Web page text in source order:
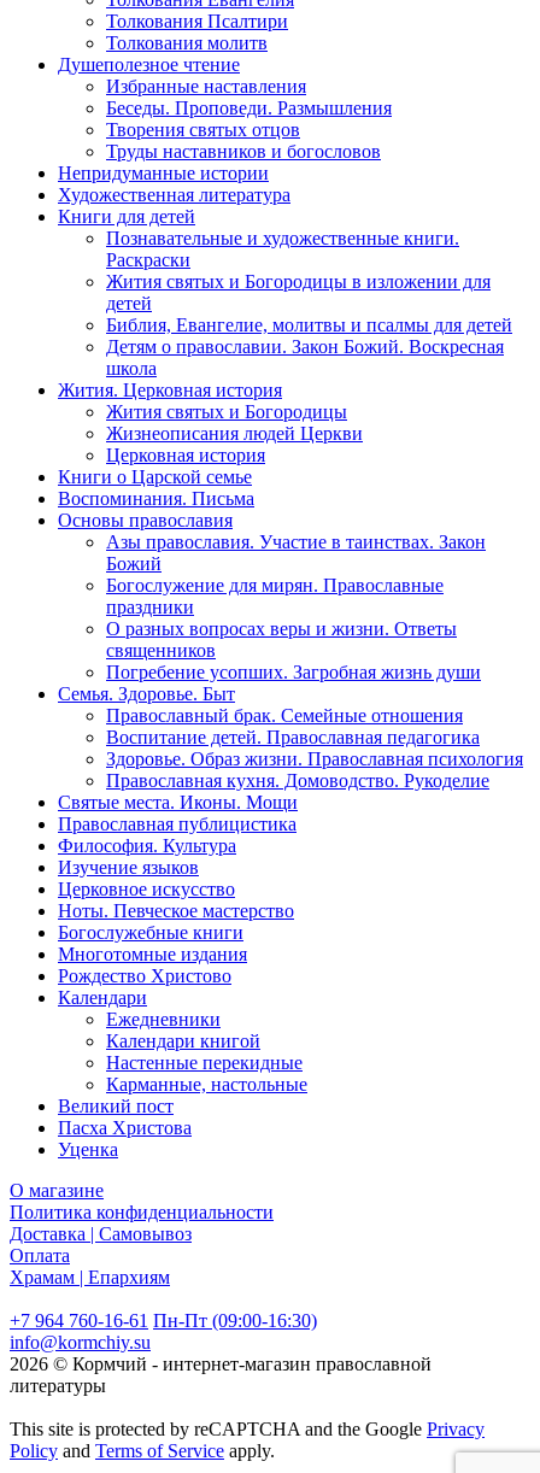
Толкования Псалтири
Толкования молитв
Душеполезное чтение
Избранные наставления
Беседы. Проповеди. Размышления
Творения святых отцов
Труды наставников и богословов
Непридуманные истории
Художественная литература
Книги для детей
Познавательные и художественные книги.
Раскраски
Жития святых и Богородицы в изложении для
детей
Библия, Евангелие, молитвы и псалмы для детей
Детям о православии. Закон Божий. Воскресная
школа
Жития. Церковная история
Жития святых и Богородицы
Жизнеописания людей Церкви
Церковная история
Книги о Царской семье
Воспоминания. Письма
Основы православия
Азы православия. Участие в таинствах. Закон
Божий
Богослужение для мирян. Православные
праздники
О разных вопросах веры и жизни. Ответы
священников
Погребение усопших. Загробная жизнь души
Семья. Здоровье. Быт
Православный брак. Семейные отношения
Воспитание детей. Православная педагогика
Здоровье. Образ жизни. Православная психология
Православная кухня. Домоводство. Рукоделие
Святые места. Иконы. Мощи
Православная публицистика
Философия. Культура
Изучение языков
Церковное искусство
Ноты. Певческое мастерство
Богослужебные книги
Многотомные издания
Рождество Христово
Календари
Ежедневники
Календари книгой
Настенные перекидные
Карманные, настольные
Великий пост
Пасха Христова
Уценка
О магазине
Политика конфиденциальности
Доставка | Самовывоз
Оплата
Храмам | Епархиям
+7 964 760-16-61 Пн-Пт (09:00-16:30)
info@kormchiy.su
2026 © Кормчий - интернет-магазин православной
литературы
This site is protected by reCAPTCHA and the Google Privacy
Policy and Terms of Service apply.